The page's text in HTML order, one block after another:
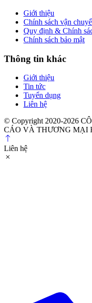
Giới thiệu
Chính sách vận
Quy định & Chính
Chính sách bảo mật
Thông tin khác
Giới thiệu
Tin tức
Tuyển dụng
Liên hệ
© Copyright 2020-2026
CÁO VÀ THƯƠNG MẠI
Liên hệ